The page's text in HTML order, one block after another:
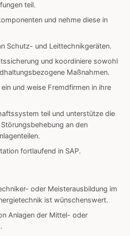
teil.
und nehme diese in
Schutz- und Leittechnikgeräten.
und koordiniere sowohl
Maßnahmen.
und weise Fremdfirmen in ihre
teil und unterstütze die
an den
fortlaufend in SAP.
oder Meisterausbildung im
ist wünschenswert.
Anlagen der Mittel- oder